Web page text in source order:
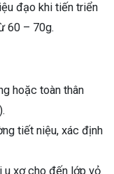
đạo khi tiến triển
60 – 70g.
hoặc toàn thân
tiết niệu, xác định
xơ cho đến lớp vỏ